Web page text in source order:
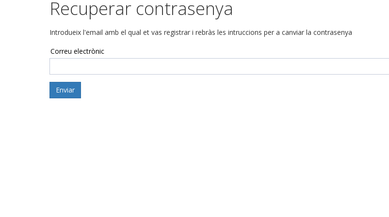
Recuperar contrasenya
Introdueix l'email amb el qual et vas registrar i rebràs les intruccions per a canviar la contrasenya
Correu electrònic
Enviar